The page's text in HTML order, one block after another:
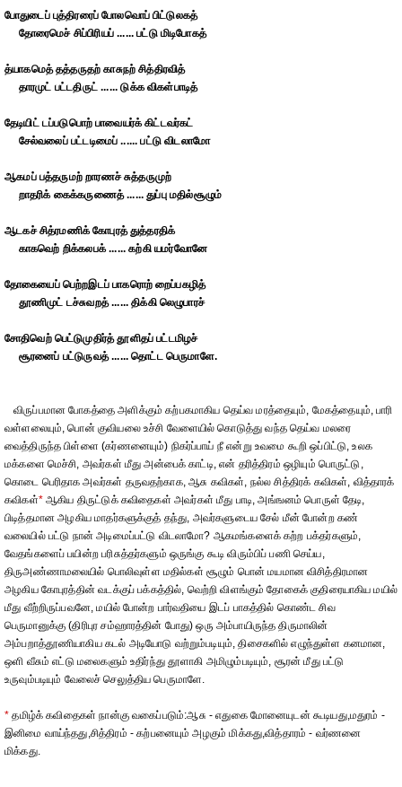
போதுடைப் புத்திரரைப் போலவொப் பிட்டுலகத்
தோரைமெச் சிப்பிரியப் ...... பட்டு மிடிபோகத்
த்யாகமெத் தத்தருதற் காசுநற் சித்திரவித்
தாரமுட் பட்டதிருட் ...... டுக்க விகள்பாடித்
தேடியிட் டப்படுபொற் பாவையர்க் கிட்டவர்கட்
சேல்வலைப் பட்டடிமைப் ...... பட்டு விடலாமோ
ஆகமப் பத்தருமற் றாரணச் சுத்தருமுற்
றாதரிக் கைக்கருணைத் ...... துப்பு மதில்சூழும்
ஆடகச் சித்ரமணிக் கோபுரத் துத்தரதிக்
காகவெற் றிக்கலபக் ...... கற்கி யமர்வோனே
தோகையைப் பெற்றஇடப் பாகரொற் றைப்பகழித்
தூணிமுட் டச்சுவறத் ...... திக்கி லெழுபாரச்
சோதிவெற் பெட்டுமுதிர்த் தூளிதப் பட்டமிழச்
சூரனைப் பட்டுருவத் ...... தொட்ட பெருமாளே.
விருப்பமான போகத்தை அளிக்கும் கற்பகமாகிய தெய்வ மரத்தையும், மேகத்தையும், பாரி
வள்ளலையும், பொன் குவியலை உச்சி வேளையில் கொடுத்து வந்த தெய்வ மலரை
வைத்திருந்த பிள்ளை (கர்ணனையும்) நிகர்ப்பாய் நீ என்று உவமை கூறி ஒப்பிட்டு, உலக
மக்களை மெச்சி, அவர்கள் மீது அன்பைக் காட்டி, என் தரித்திரம் ஒழியும் பொருட்டு,
கொடை பெரிதாக அவர்கள் தருவதற்காக, ஆசு கவிகள், நல்ல சித்திரக் கவிகள், வித்தாரக்
கவிகள்*ஆகிய திருட்டுக் கவிதைகள் அவர்கள் மீது பாடி, அங்ஙனம் பொருள் தேடி,
பிடித்தமான அழகிய மாதர்களுக்குத் தந்து, அவர்களுடைய சேல் மீன் போன்ற கண்
வலையில் பட்டு நான் அடிமைப்பட்டு விடலாமோ? ஆகமங்களைக் கற்ற பக்தர்களும்,
வேதங்களைப் பயின்ற பரிசுத்தர்களும் ஒருங்கு கூடி விரும்பிப் பணி செய்ய,
திருஅண்ணாமலையில் பொலிவுள்ள மதில்கள் சூழும் பொன் மயமான விசித்திரமான
அழகிய கோபுரத்தின் வடக்குப் பக்கத்தில், வெற்றி விளங்கும் தோகைக் குதிரையாகிய மயில்
மீது வீற்றிருப்பவனே, மயில் போன்ற பார்வதியை இடப் பாகத்தில் கொண்ட சிவ
பெருமானுக்கு (திரிபுர சம்ஹாரத்தின் போது) ஒரு அம்பாயிருந்த திருமாலின்
அம்பறாத்தூணியாகிய கடல் அடியோடு வற்றும்படியும், திசைகளில் எழுந்துள்ள கனமான,
ஒளி வீசும் எட்டு மலைகளும் உதிர்ந்து தூளாகி அமிழும்படியும், சூரன் மீது பட்டு
உருவும்படியும் வேலைச் செலுத்திய பெருமாளே.
* தமிழ்க் கவிதைகள் நான்கு வகைப்படும்:ஆசு - எதுகை மோனையுடன் கூடியது,மதுரம் -
இனிமை வாய்ந்தது,சித்திரம் - கற்பனையும் அழகும் மிக்கது,வித்தாரம் - வர்ணனை
மிக்கது.